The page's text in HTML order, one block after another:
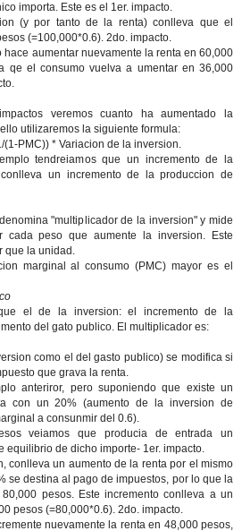
importa. Este es el 1er. impacto.
(y por tanto de la renta) conlleva que el
(=100,000*0.6). 2do. impacto.
hace aumentar nuevamente la renta en 60,000
qe el consumo vuelva a umentar en 36,000
veremos cuanto ha aumentado la
utilizaremos la siguiente formula:
PMC)) * Variacion de la inversion.
tendreiamos que un incremento de la
un incremento de la produccion de
"multiplicador de la inversion" y mide
cada peso que aumente la inversion. Este
que la unidad.
marginal al consumo (PMC) mayor es el
el de la inversion: el incremento de la
del gato publico. El multiplicador es:
como el del gasto publico) se modifica si
que grava la renta.
anteriror, pero suponiendo que existe un
con un 20% (aumento de la inversion de
a consunmir del 0.6).
veiamos que producia de entrada un
equilibrio de dicho importe- 1er. impacto.
conlleva un aumento de la renta por el mismo
se destina al pago de impuestos, por lo que la
pesos. Este incremento conlleva a un
pesos (=80,000*0.6). 2do. impacto.
nuevamente la renta en 48,000 pesos,